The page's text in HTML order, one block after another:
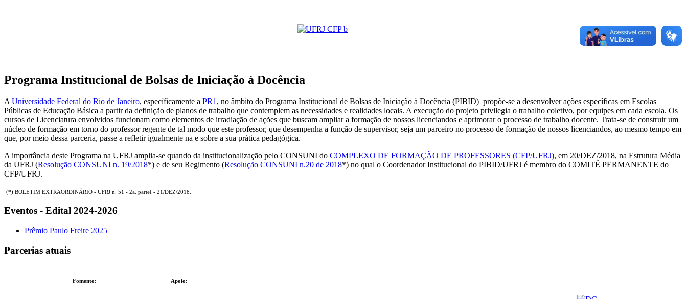
Programa Institucional de Bolsas de Iniciação à Docência
A Universidade Federal do Rio de Janeiro, específicamente a PR1 , no âmbito do Programa Institucional de Bolsas de Iniciação à Docência (PIBID) propõe-se a desenvolver ações específicas em Escolas
Públicas de Educação Básica a partir da definição de planos de trabalho que contemplem as necessidades e realidades locais. A execução do projeto privilegia o trabalho coletivo, por equipes em cada escola. Os
cursos de Licenciatura envolvidos funcionam como elementos de irradiação de ações que buscam ampliar a formação de nossos licenciandos e aprimorar o processo de trabalho docente. Trata-se de construir um
núcleo de formação em torno do professor regente de tal modo que este professor, que desempenha a função de supervisor, seja um parceiro no processo de formação de nossos licenciandos, ao mesmo tempo em
que, por meio dessa parceria, passe a refletir igualmente na e sobre a sua prática pedagógica.
A importância deste Programa na UFRJ amplia-se quando da institucionalização pelo CONSUNI do COMPLEXO DE FORMAÇÃO DE PROFESSORES (CFP/UFRJ), em 20/DEZ/2018, na Estrutura Média
da UFRJ (Resolução CONSUNI n. 19/2018*) e de seu Regimento (Resolução CONSUNI n.20 de 2018*) no qual o Coordenador Institucional do PIBID/UFRJ é membro do COMITÊ PERMANENTE do
CFP/UFRJ.
(*) BOLETIM EXTRAORDINÁRIO - UFRJ n. 51 - 2a. parteI - 21/DEZ/2018.
Eventos - Edital 2024-2026
Prêmio Paulo Freire 2025
Parcerias atuais
Fomento: Apoio: